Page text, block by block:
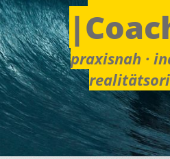
praxisnah ·